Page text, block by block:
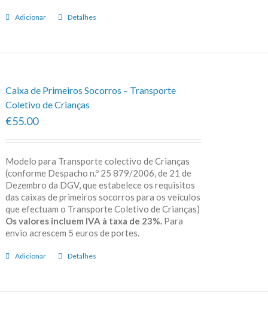
Adicionar Detalhes
Caixa de Primeiros Socorros – Transporte
Coletivo de Crianças
€55.00
Modelo para Transporte colectivo de Crianças
(conforme Despacho n.º 25 879/2006, de 21 de
Dezembro da DGV, que estabelece os requisitos
das caixas de primeiros socorros para os veículos
que efectuam o Transporte Coletivo de Crianças)
Os valores incluem IVA à taxa de 23%. Para
envio acrescem 5 euros de portes.
Adicionar Detalhes